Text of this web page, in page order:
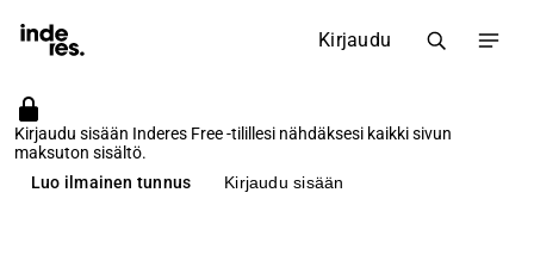
Kirjaudu
Kirjaudu sisään Inderes Free -tilillesi nähdäksesi kaikki sivun
maksuton sisältö.
Luo ilmainen tunnus
Kirjaudu sisään